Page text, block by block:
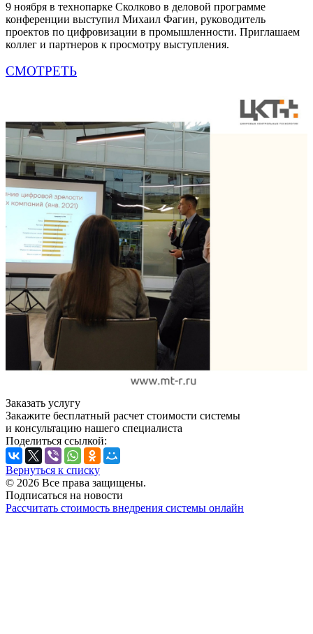
9 ноября в технопарке Сколково в деловой программе
конференции выступил Михаил Фагин, руководитель
проектов по цифровизации в промышленности. Приглашаем
коллег и партнеров к просмотру выступления.
СМОТРЕТЬ
Заказать услугу
Закажите бесплатный расчет стоимости системы
и консультацию нашего специалиста
Поделиться ссылкой:
Вернуться к списку
© 2026 Все права защищены.
Подписаться на новости
Рассчитать стоимость внедрения системы онлайн